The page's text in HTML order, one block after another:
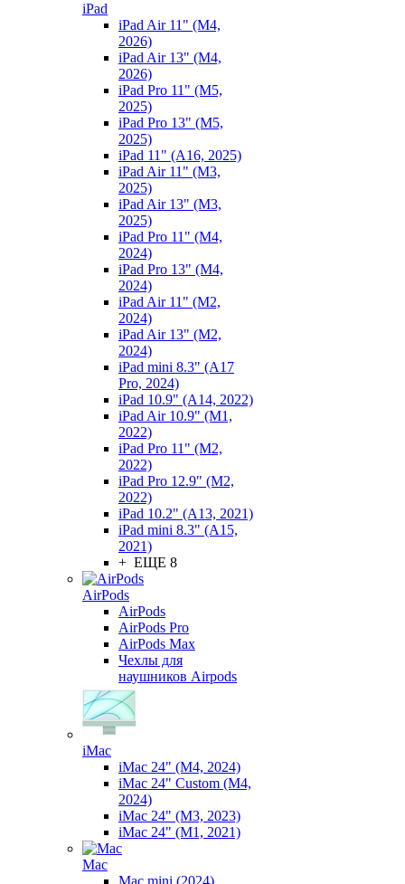
iPad
iPad Air 11" (M4,
2026)
iPad Air 13" (M4,
2026)
iPad Pro 11" (M5,
2025)
iPad Pro 13" (M5,
2025)
iPad 11" (A16, 2025)
iPad Air 11" (M3,
2025)
iPad Air 13" (M3,
2025)
iPad Pro 11" (M4,
2024)
iPad Pro 13" (M4,
2024)
iPad Air 11" (M2,
2024)
iPad Air 13" (M2,
2024)
iPad mini 8.3" (A17
Pro, 2024)
iPad 10.9" (A14, 2022)
iPad Air 10.9" (M1,
2022)
iPad Pro 11" (M2,
2022)
iPad Pro 12.9" (M2,
2022)
iPad 10.2" (A13, 2021)
iPad mini 8.3" (A15,
2021)
+ ЕЩЕ 8
AirPods
AirPods
AirPods Pro
AirPods Max
Чехлы для
наушников Airpods
iMac
iMac 24" (M4, 2024)
iMac 24" Custom (M4,
2024)
iMac 24" (M3, 2023)
iMac 24" (M1, 2021)
Mac
Mac mini (2024)